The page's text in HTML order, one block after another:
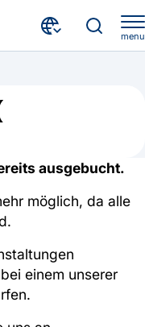
menu
ausgebucht.
möglich, da alle
einem unserer